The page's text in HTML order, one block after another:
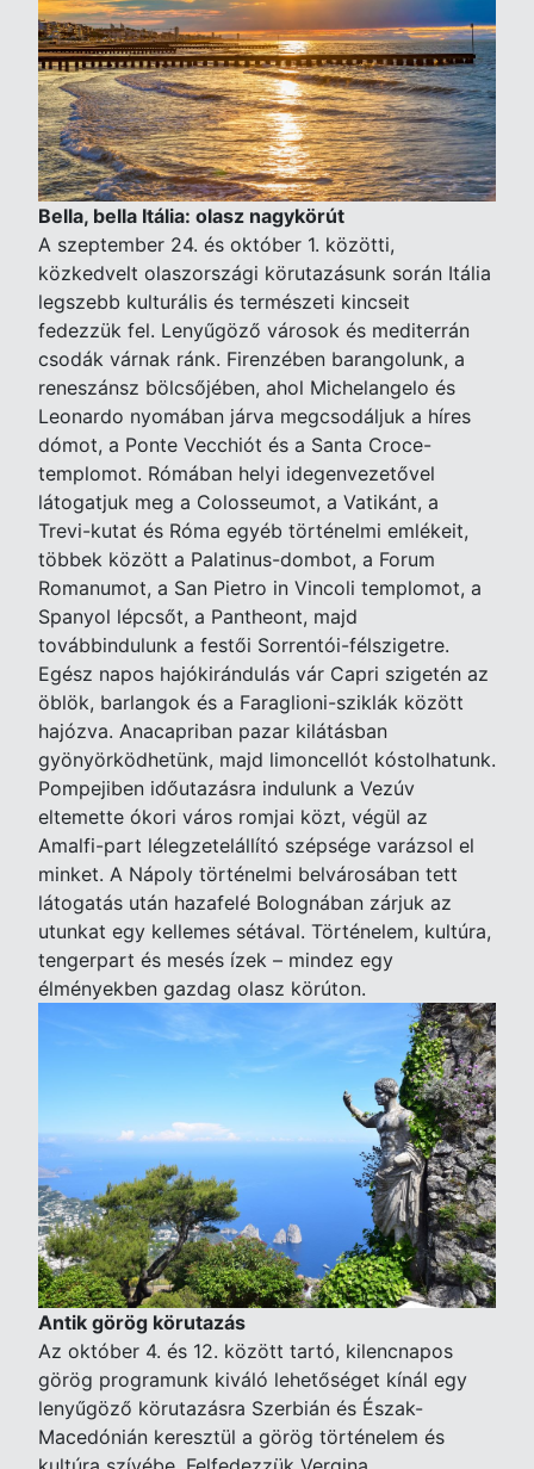
Bella, bella Itália: olasz nagykörút
A szeptember 24. és október 1. közötti,
közkedvelt olaszországi körutazásunk során Itália
legszebb kulturális és természeti kincseit
fedezzük fel. Lenyűgöző városok és mediterrán
csodák várnak ránk. Firenzében barangolunk, a
reneszánsz bölcsőjében, ahol Michelangelo és
Leonardo nyomában járva megcsodáljuk a híres
dómot, a Ponte Vecchiót és a Santa Croce-
templomot. Rómában helyi idegenvezetővel
látogatjuk meg a Colosseumot, a Vatikánt, a
Trevi-kutat és Róma egyéb történelmi emlékeit,
többek között a Palatinus-dombot, a Forum
Romanumot, a San Pietro in Vincoli templomot, a
Spanyol lépcsőt, a Pantheont, majd
továbbindulunk a festői Sorrentói-félszigetre.
Egész napos hajókirándulás vár Capri szigetén az
öblök, barlangok és a Faraglioni-sziklák között
hajózva. Anacapriban pazar kilátásban
gyönyörködhetünk, majd limoncellót kóstolhatunk.
Pompejiben időutazásra indulunk a Vezúv
eltemette ókori város romjai közt, végül az
Amalfi-part lélegzetelállító szépsége varázsol el
minket. A Nápoly történelmi belvárosában tett
látogatás után hazafelé Bolognában zárjuk az
utunkat egy kellemes sétával. Történelem, kultúra,
tengerpart és mesés ízek – mindez egy
élményekben gazdag olasz körúton.
Antik görög körutazás
Az október 4. és 12. között tartó, kilencnapos
görög programunk kiváló lehetőséget kínál egy
lenyűgöző körutazásra Szerbián és Észak-
Macedónián keresztül a görög történelem és